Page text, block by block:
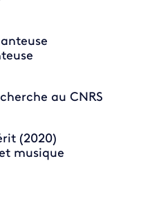
au CNRS
(2020)
musique